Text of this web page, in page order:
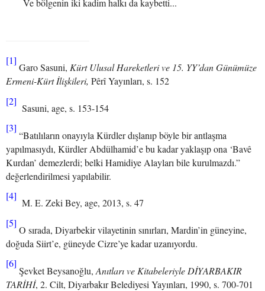
[1]
Garo Sasuni, Kürt Ulusal Hareketleri ve 15. YY’dan Günümüze
Ermeni-Kürt İlişkileri, Pêrî Yayınları, s. 152
[2]
Sasuni, age, s. 153-154
[3]
“Batılıların onayıyla Kürdler dışlanıp böyle bir antlaşma
yapılmasıydı, Kürdler Abdülhamid’e bu kadar yaklaşıp ona ‘Bavê
Kurdan’ demezlerdi; belki Hamidiye Alayları bile kurulmazdı.”
değerlendirilmesi yapılabilir.
[4]
M. E. Zeki Bey, age, 2013, s. 47
[5]
O sırada, Diyarbekir vilayetinin sınırları, Mardin’in güneyine,
doğuda Siirt’e, güneyde Cizre’ye kadar uzanıyordu.
[6]
Şevket Beysanoğlu, Anıtları ve Kitabeleriyle DİYARBAKIR
TARİHİ, 2. Cilt, Diyarbakır Belediyesi Yayınları, 1990, s. 700-701